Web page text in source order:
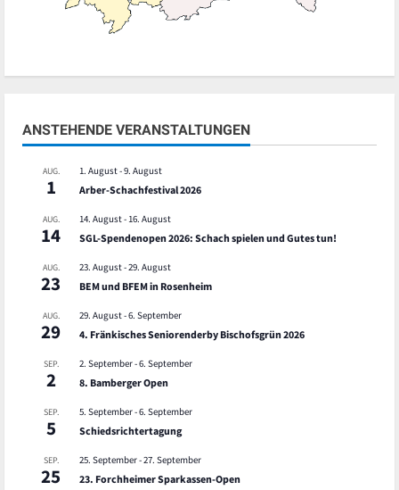
ANSTEHENDE VERANSTALTUNGEN
AUG.
1
1. August-9. August
Arber-Schachfestival 2026
AUG.
14
14. August- 16. August
SGL-Spendenopen 2026: Schach spielen und Gutes tun!
AUG.
23
23. August-29. August
BEM und BFEM in Rosenheim
AUG.
29
29. August-6. September
4. Fränkisches Seniorenderby Bischofsgrün 2026
SEP.
2
2. September-6. September
8. Bamberger Open
SEP.
5
5. September-6. September
Schiedsrichtertagung
SEP.
25
25. September-27. September
23. Forchheimer Sparkassen-Open